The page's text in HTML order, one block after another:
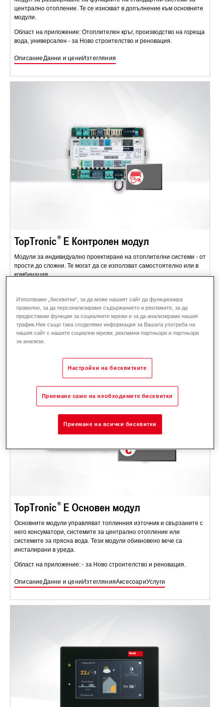
централно отопление. Те се изискват в допълнение към основните
модули.
Област на приложение: Отоплителен кръг, производство на гореща
вода, универсален - за Ново строителство и реновация.
Описание Данни и цениИзтегляния
TopTronic E Контролен модул
Модули за индивидуално проектиране на отоплителни системи - от
прости до сложни. Те могат да се използват самостоятелно или в
комбинация.
вода, соларни системи, буферен резервоар, измервателен модул -
за Ново строителство и реновация.
ОписаниеДанни и цениИзтеглянияАксесоари
TopTronic E Основен модул
Основните модули управляват топлинния източник и свързаните с
него консуматори, системите за централно отопление или
системите за прясна вода. Тези модули обикновено вече са
инсталирани в уреда.
Област на приложение: - за Ново строителство и реновация.
ОписаниеДанни и цени ИзтеглянияАксесоариУслуги
Използваме „бисквитки“, за да може нашият сайт да функционира
правилно, за да персонализираме съдържанието и рекламите, за да
предоставим функции за социалните мрежи и за да анализираме нашия
трафик.Ние също така споделяме информация за Вашата употреба на
нашия сайт с нашите социални мрежи, рекламни партньори и партньори
за анализи.
Настройки на бисквитките
Приемане само на необходимите бисквитки
Приемане на всички бисквитки